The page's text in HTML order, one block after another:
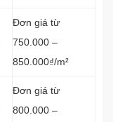
Đơn giá từ
750.000 –
850.000₫/m²
Đơn giá từ
800.000 –